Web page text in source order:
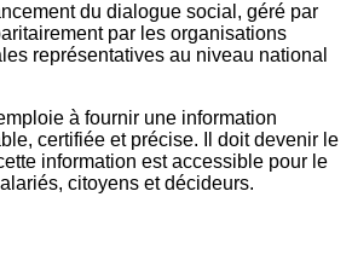
du dialogue social, géré par
par les organisations
représentatives au niveau national
à fournir une information
certifiée et précise. Il doit devenir le
information est accessible pour le
citoyens et décideurs.